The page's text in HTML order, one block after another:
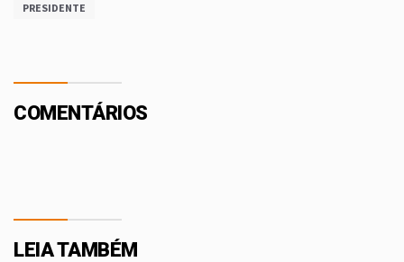
PRESIDENTE
COMENTÁRIOS
LEIA TAMBÉM